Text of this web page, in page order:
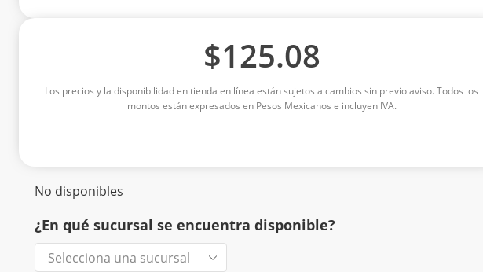
$125.08
Los precios y la disponibilidad en tienda en línea están sujetos a cambios sin previo aviso. Todos los
montos están expresados en Pesos Mexicanos e incluyen IVA.
No disponibles
¿En qué sucursal se encuentra disponible?